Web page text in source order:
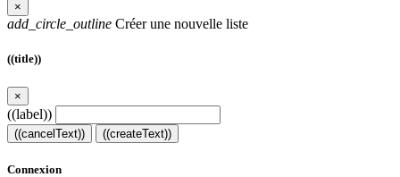
×
add_circle_outline Créer une nouvelle liste
((title))
×
((label))
((cancelText)) ((createText))
Connexion